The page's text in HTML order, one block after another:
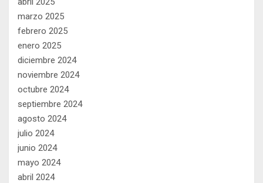
marzo 2025
febrero 2025
enero 2025
diciembre 2024
noviembre 2024
octubre 2024
septiembre 2024
agosto 2024
julio 2024
junio 2024
mayo 2024
abril 2024